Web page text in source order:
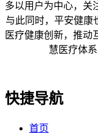
多以用户为中心，关
与此同时，平安健康
医疗健康创新，推动
慧医疗体
快捷导航
首页